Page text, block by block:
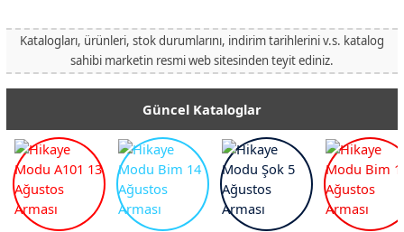
Katalogları, ürünleri, stok durumlarını, indirim tarihlerini v.s. katalog
sahibi marketin resmi web sitesinden teyit ediniz.
Güncel Kataloglar